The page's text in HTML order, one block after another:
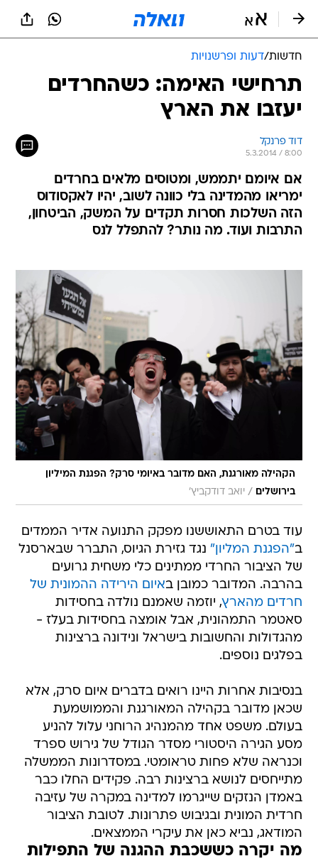
חדשות/דעות ופרשנויות
תרחישי האימה: כשהחרדים
יעזבו את הארץ
דוד פרנקל
5.3.2014 / 8:00
אם איומם יתממש, ומטוסים מלאים בחרדים
ימריאו מהמדינה בלי כוונה לשוב, יהיו לאקסודוס
הזה השלכות חסרות תקדים על המשק, הביטחון,
התרבות ועוד. מה נותר? להתפלל לנס
הקהילה מאורגנת, האם מדובר באיומי סרק? הפגנת המיליון
בירושלים
/ יואב דודקביץ'
עוד בטרם התאוששנו מפקק התנועה אדיר הממדים
ב"הפגנת המליון" נגד גזירת הגיוס, התברר שבארסנל
של הציבור החרדי ממתינים כלי משחית גרועים
בהרבה. המדובר כמובן באיום הירידה ההמונית של
חרדים מהארץ, יוזמה שאמנם נולדה בחסידות
סאטמר התמהונית, אבל אומצה בחסידות בעלז -
מהגדולות והחשובות בישראל ונידונה ברצינות
בפלגים נוספים.
בנסיבות אחרות היינו רואים בדברים איום סרק, אלא
שכאן מדובר בקהילה המאורגנת והממושמעת
בעולם. משפט אחד מהמנהיג הרוחני עלול להניע
מסע הגירה היסטורי מסדר הגודל של גירוש ספרד
וכנראה שלא פחות טראומטי. במסדרונות הממשלה
מתייחסים לנושא ברצינות רבה. פקידים החלו כבר
באמדן הנזקים שייגרמו למדינה במקרה של עזיבה
חרדית המונית ובגיבוש פתרונות. לטובת הציבור
המודאג, נביא כאן את עיקרי הממצאים.
מה יקרה כששכבת ההגנה של התפילות